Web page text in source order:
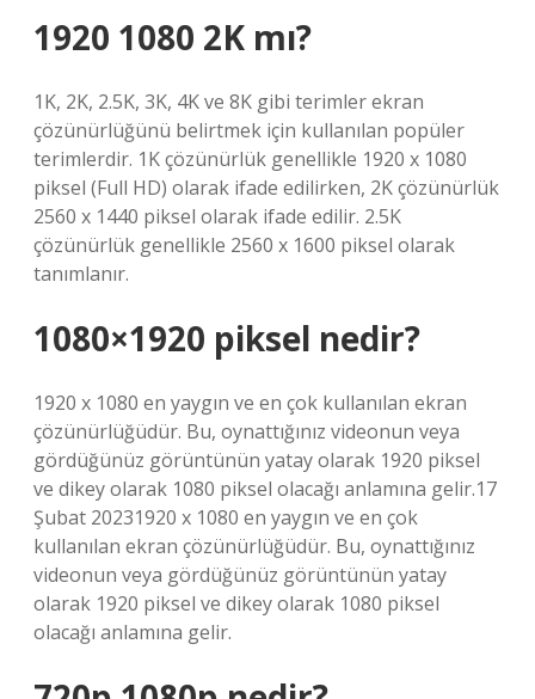
1920 1080 2K mı?
1K, 2K, 2.5K, 3K, 4K ve 8K gibi terimler ekran
çözünürlüğünü belirtmek için kullanılan popüler
terimlerdir. 1K çözünürlük genellikle 1920 x 1080
piksel (Full HD) olarak ifade edilirken, 2K çözünürlük
2560 x 1440 piksel olarak ifade edilir. 2.5K
çözünürlük genellikle 2560 x 1600 piksel olarak
tanımlanır.
1080×1920 piksel nedir?
1920 x 1080 en yaygın ve en çok kullanılan ekran
çözünürlüğüdür. Bu, oynattığınız videonun veya
gördüğünüz görüntünün yatay olarak 1920 piksel
ve dikey olarak 1080 piksel olacağı anlamına gelir.17
Şubat 20231920 x 1080 en yaygın ve en çok
kullanılan ekran çözünürlüğüdür. Bu, oynattığınız
videonun veya gördüğünüz görüntünün yatay
olarak 1920 piksel ve dikey olarak 1080 piksel
olacağı anlamına gelir.